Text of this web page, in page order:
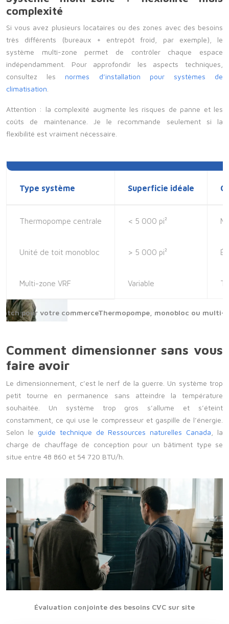
complexité
Si vous avez plusieurs locataires ou des zones avec des besoins
très différents (bureaux + entrepôt froid, par exemple), le
système multi-zone permet de contrôler chaque espace
indépendamment. Pour approfondir les aspects techniques,
consultez les normes d’installation pour systèmes de
climatisation.
Attention : la complexité augmente les risques de panne et les
coûts de maintenance. Je le recommande seulement si la
flexibilité est vraiment nécessaire.
Thermopompe, monobloc ou multi-
Type système Superficie idéale
Thermopompe centrale < 5 000 pi²
Unité de toit monobloc > 5 000 pi²
Multi-zone VRF Variable
Comment dimensionner sans vous
faire avoir
Le dimensionnement, c’est le nerf de la guerre. Un système trop
petit tourne en permanence sans atteindre la température
souhaitée. Un système trop gros s’allume et s’éteint
constamment, ce qui use le compresseur et gaspille de l’énergie.
Selon le guide technique de Ressources naturelles Canada, la
charge de chauffage de conception pour un bâtiment type se
situe entre 48 860 et 54 720 BTU/h.
Évaluation conjointe des besoins CVC sur site